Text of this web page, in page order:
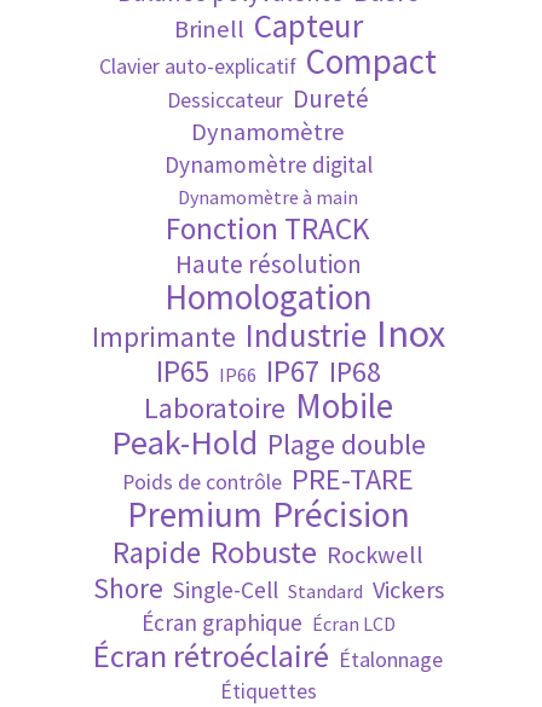
Politique en matière de remboursements et
Recherche avancée
Technique
Validation de la commande
Brinell Capteur
Clavier auto-explicatif Compact
Dessiccateur Dureté
Dynamomètre
Dynamomètre digital
Dynamomètre à main
Fonction TRACK
Haute résolution
Homologation
Imprimante Industrie Inox
IP65 IP66 IP67 IP68
Laboratoire Mobile
Peak-Hold Plage double
Poids de contrôle PRE-TARE
Premium Précision
Rapide Robuste Rockwell
Shore Single-Cell Standard Vickers
Écran graphique Écran LCD
Écran rétroéclairé Étalonnage
Étiquettes